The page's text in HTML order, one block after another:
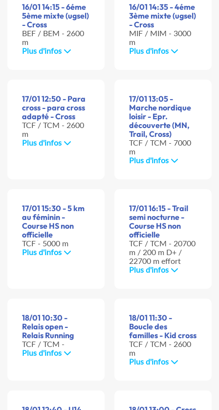
16/01 14:15 - 6éme
5ème mixte (ugsel)
- Cross
BEF / BEM - 2600
m
Plus d'infos
16/01 14:35 - 4éme
3ème mixte (ugsel)
- Cross
MIF / MIM - 3000
m
Plus d'infos
17/01 12:50 - Para
cross - para cross
adapté - Cross
TCF / TCM - 2600
m
Plus d'infos
17/01 13:05 -
Marche nordique
loisir - Epr.
découverte (MN,
Trail, Cross)
TCF / TCM - 7000
m
Plus d'infos
17/01 15:30 - 5 km
au féminin -
Course HS non
officielle
TCF - 5000 m
Plus d'infos
17/01 16:15 - Trail
semi nocturne -
Course HS non
officielle
TCF / TCM - 20700
m / 200 m D+ /
22700 m effort
Plus d'infos
18/01 10:30 -
Relais open -
Relais Running
TCF / TCM -
Plus d'infos
18/01 11:30 -
Boucle des
familles - Kid cross
TCF / TCM - 2600
m
Plus d'infos